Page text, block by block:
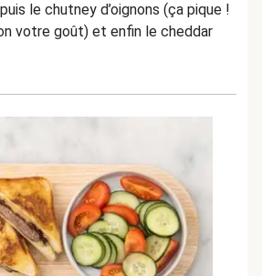
le chutney d’oignons (ça pique !
votre goût) et enfin le cheddar